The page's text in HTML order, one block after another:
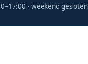
· weekend gesloten